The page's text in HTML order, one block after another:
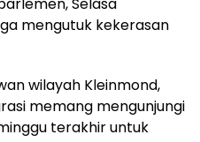
Selasa
mengutuk kekerasan
wilayah Kleinmond,
memang mengunjungi
terakhir untuk